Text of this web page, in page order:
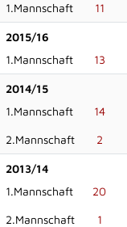
1.Mannschaft
11
2015/16
1.Mannschaft
13
2014/15
1.Mannschaft
14
2.Mannschaft 2
2013/14
1.Mannschaft
20
2.Mannschaft 1